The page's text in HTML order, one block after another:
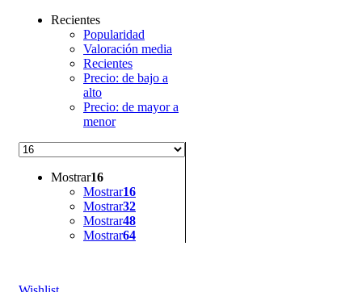
Recientes
Popularidad
Valoración media
Recientes
Precio: de bajo a
alto
Precio: de mayor a
menor
Mostrar16
Mostrar16
Mostrar32
Mostrar48
Mostrar64